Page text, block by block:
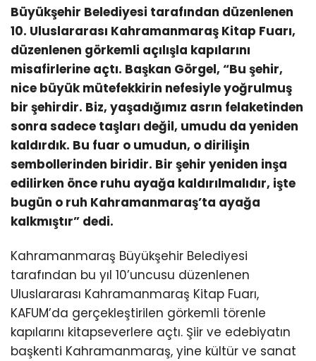
WhatsApp
İhbar Hattı
Büyükşehir Belediyesi tarafından düzenlenen
10. Uluslararası Kahramanmaraş Kitap Fuarı,
düzenlenen görkemli açılışla kapılarını
misafirlerine açtı. Başkan Görgel, “Bu şehir,
nice büyük mütefekkirin nefesiyle yoğrulmuş
bir şehirdir. Biz, yaşadığımız asrın felaketinden
sonra sadece taşları değil, umudu da yeniden
kaldırdık. Bu fuar o umudun, o dirilişin
sembollerinden biridir. Bir şehir yeniden inşa
edilirken önce ruhu ayağa kaldırılmalıdır, işte
bugün o ruh Kahramanmaraş’ta ayağa
kalkmıştır” dedi.
Kahramanmaraş Büyükşehir Belediyesi
tarafından bu yıl 10’uncusu düzenlenen
Uluslararası Kahramanmaraş Kitap Fuarı,
KAFUM’da gerçekleştirilen görkemli törenle
kapılarını kitapseverlere açtı. Şiir ve edebiyatın
başkenti Kahramanmaraş, yine kültür ve sanat